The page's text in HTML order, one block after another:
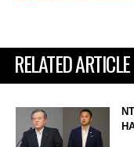
RELATED ARTICLE